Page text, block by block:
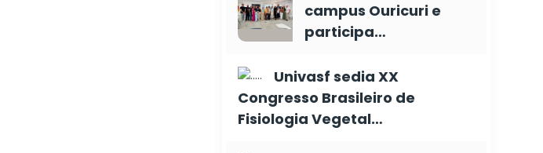
campus Ouricuri e
participa…
Univasf sedia XX
Congresso Brasileiro de
Fisiologia Vegetal…